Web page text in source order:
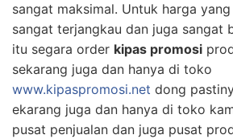
sangat maksimal. Untuk harga
sangat terjangkau dan juga sangat
itu segara order kipas promosi
sekarang juga dan hanya di toko
www.kipaspromosi.net dong
ekarang juga dan hanya di toko
pusat penjualan dan juga pusat